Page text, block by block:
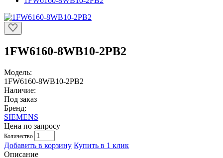
1FW6160-8WB10-2PB2
Модель:
1FW6160-8WB10-2PB2
Наличие:
Под заказ
Бренд:
SIEMENS
Цена по запросу
Количество
Добавить в корзину Купить в 1 клик
Описание